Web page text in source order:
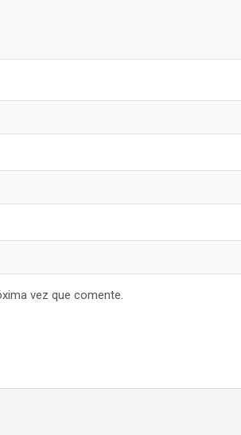
vez que comente.